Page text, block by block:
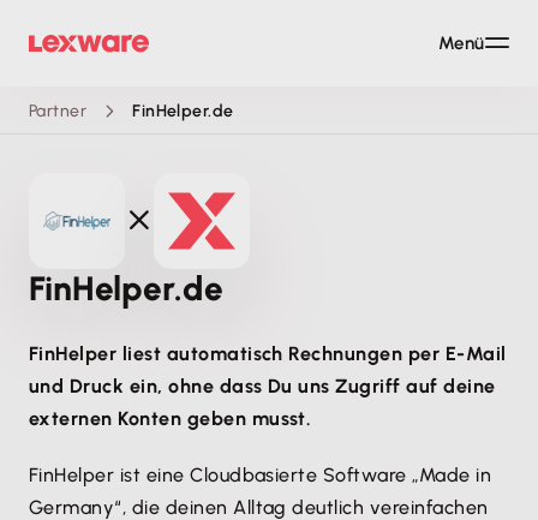
Partner FinHelper.de
FinHelper.de
FinHelper liest automatisch Rechnungen per E-Mail
und Druck ein, ohne dass Du uns Zugriff auf deine
externen Konten geben musst.
FinHelper ist eine Cloudbasierte Software „Made in
Germany“, die deinen Alltag deutlich vereinfachen
Menü